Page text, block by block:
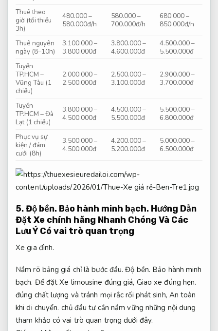
Thuê theo
giờ (tối thiểu
3h)
480.000 –
580.000đ/h
580.000 –
700.000đ/h
680.000 –
850.000đ/h
Thuê nguyên
ngày (8–10h)
3.100.000 –
3.800.000đ
3.800.000 –
4.600.000đ
4.500.000 –
5.500.000đ
Tuyến
TP.HCM –
Vũng Tàu (1
chiều)
2.000.000 –
2.500.000đ
2.500.000 –
3.100.000đ
2.900.000 –
3.700.000đ
Tuyến
TP.HCM – Đà
Lạt (1 chiều)
3.800.000 –
4.500.000đ
4.500.000 –
5.500.000đ
5.500.000 –
6.800.000đ
Phục vụ sự
kiện / đám
cưới (8h)
3.500.000 –
4.500.000đ
4.200.000 –
5.200.000đ
5.000.000 –
6.500.000đ
5.Độ bền. Bảo hành minh bạch. Hướng Dẫn
Đặt Xe chính hãng Nhanh Chóng Và Các
Lưu Ý Có vai trò quan trọng
Xe gia đình.
Nắm rõ bảng giá chỉ là bước đầu.Độ bền. Bảo hành minh
bạch. Để đặt Xe limousine đúng giá, Giao xe đúng hẹn.
đúng chất lượng và tránh mọi rắc rối phát sinh, An toàn
khi di chuyển. chủ đầu tư cần nắm vững những nội dung
tham khảo có vai trò quan trọng dưới đây.